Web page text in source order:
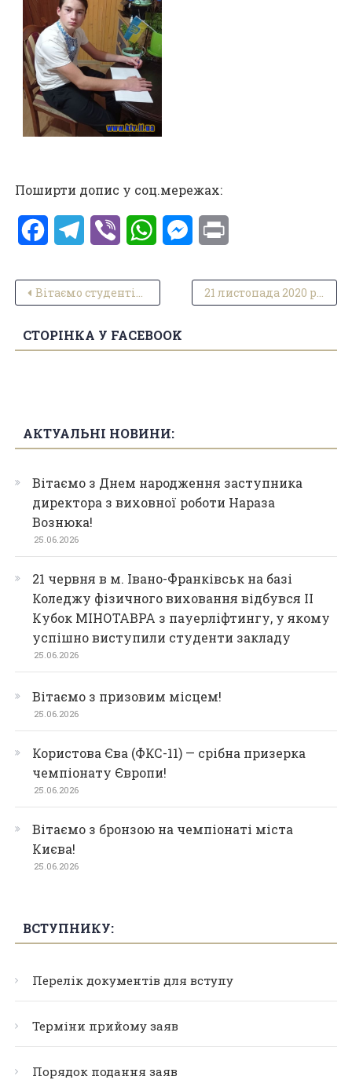
Поширти допис у соц.мережах:
FacebookTelegram
Viber WhatsAppMessenger
Навігація записів
Вітаємо студентів коледжу з успішним виступом
СТОРІНКА У FACEBOOK
АКТУАЛЬНІ НОВИНИ:
Вітаємо з Днем народження заступника
директора з виховної роботи Нараза
Вознюка!
25.06.2026
21 червня в м. Івано-Франківськ на базі
Коледжу фізичного виховання відбувся ІІ
Кубок МІНОТАВРА з пауерліфтингу, у якому
успішно виступили студенти закладу
25.06.2026
Вітаємо з призовим місцем!
25.06.2026
Користова Єва (ФКС-11) — срібна призерка
чемпіонату Європи!
25.06.2026
Вітаємо з бронзою на чемпіонаті міста
Києва!
25.06.2026
ВСТУПНИКУ:
Перелік документів для вступу
Терміни прийому заяв
Порядок подання заяв